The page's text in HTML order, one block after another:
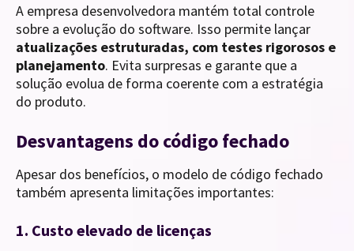
A empresa desenvolvedora mantém total controle
sobre a evolução do software. Isso permite lançar
atualizações estruturadas, com testes rigorosos e
planejamento. Evita surpresas e garante que a
solução evolua de forma coerente com a estratégia
do produto.
Desvantagens do código fechado
Apesar dos benefícios, o modelo de código fechado
também apresenta limitações importantes:
1. Custo elevado de licenças